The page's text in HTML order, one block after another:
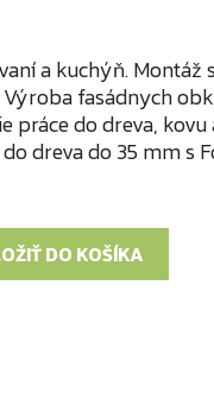
a kuchýň. Montáž
fasádnych
práce do dreva,
dreva do 35 mm s
DO KOŠÍKA